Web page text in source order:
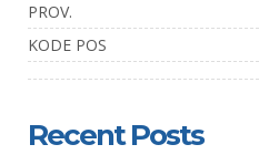
PROV.
KODE POS
Recent Posts